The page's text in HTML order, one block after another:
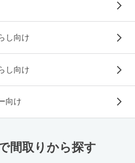
し向け
し向け
向け
間取りから探す